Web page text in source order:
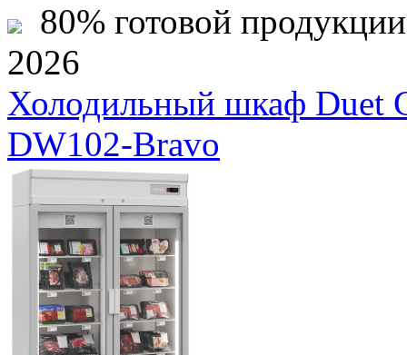
80% готовой
2026
Холодильный шкаф Duet
DW102-Bravo